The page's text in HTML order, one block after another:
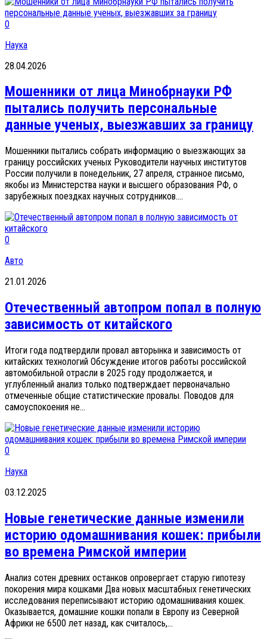
0
Наука
28.04.2026
Мошенники от лица Минобрнауки РФ
пытались получить персональные
данные ученых, выезжавших за границу
Мошенники пытались собрать информацию о выезжающих за
границу российских ученых Руководители научных институтов
России получили в понедельник, 27 апреля, странное письмо,
якобы из Министерства науки и высшего образования РФ, о
зарубежных поездках научных сотрудников....
0
Авто
21.01.2026
Отечественный автопром попал в полную
зависимость от китайского
Итоги года подтвердили провал авторынка и зависимость от
китайских технологий Обсуждение итогов работы российской
автомобильной отрасли в 2025 году продолжается, и
углубленный анализ только подтверждает первоначально
отмеченные общие статистические провалы. Поводов для
самоуспокоения не...
0
Наука
03.12.2025
Новые генетические данные изменили
историю одомашнивания кошек: прибыли
во времена Римской империи
Анализ сотен древних останков опровергает старую гипотезу
покорения мира кошками Два новых масштабных генетических
исследования переписывают историю одомашнивания кошек.
Оказывается, домашние кошки попали в Европу из Северной
Африки не 6500 лет назад, как считалось,...